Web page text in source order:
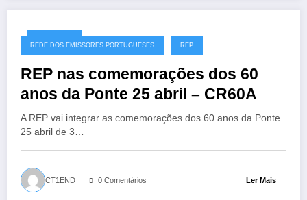
27/07/2026
REDE DOS EMISSORES PORTUGUESES REP
REP nas comemorações dos 60
anos da Ponte 25 abril – CR60A
A REP vai integrar as comemorações dos 60 anos da Ponte
25 abril de 3…
CT1END 0 Comentários Ler Mais